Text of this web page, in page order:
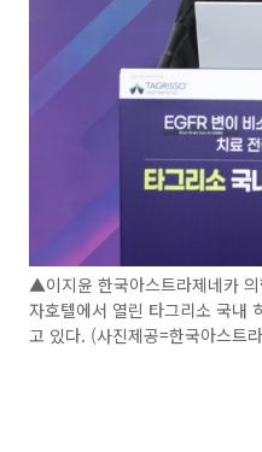
▲이지윤 한국아스트라제네카
자호텔에서 열린 타그리소 국내
고 있다. (사진제공=한국아스트